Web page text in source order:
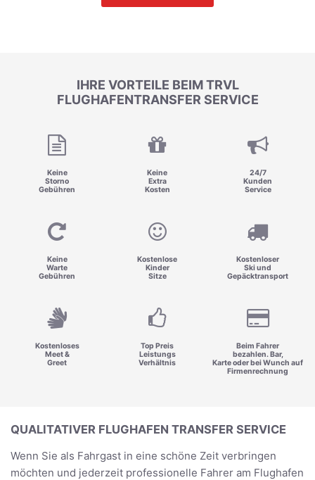
IHRE VORTEILE BEIM TRVL
FLUGHAFENTRANSFER SERVICE
Keine
Storno
Gebühren
Keine
Extra
Kosten
24/7
Kunden
Service
Keine
Warte
Gebühren
Kostenlose
Kinder
Sitze
Kostenloser
Ski und
Gepäcktransport
Kostenloses
Meet &
Greet
Top Preis
Leistungs
Verhältnis
Beim Fahrer
bezahlen. Bar,
Karte oder bei Wunch auf
Firmenrechnung
QUALITATIVER FLUGHAFEN TRANSFER SERVICE
Wenn Sie als Fahrgast in eine schöne Zeit verbringen
möchten und jederzeit professionelle Fahrer am Flughafen